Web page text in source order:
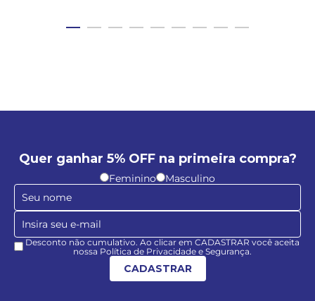
Quer ganhar 5% OFF na primeira compra?
Feminino Masculino
Desconto não cumulativo. Ao clicar em CADASTRAR você aceita
nossa Política de Privacidade e Segurança.
CADASTRAR